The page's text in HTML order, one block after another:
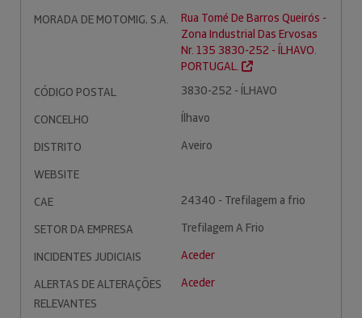
MORADA DE MOTOMIG, S.A.
Rua Tomé De Barros Queirós -
Zona Industrial Das Ervosas
Nr. 135 3830-252 - ÍLHAVO.
PORTUGAL.
CÓDIGO POSTAL
3830-252 - ÍLHAVO
CONCELHO
Ílhavo
DISTRITO
Aveiro
WEBSITE
CAE
24340 - Trefilagem a frio
SETOR DA EMPRESA
Trefilagem A Frio
INCIDENTES JUDICIAIS
Aceder
ALERTAS DE ALTERAÇÕES
RELEVANTES
Aceder